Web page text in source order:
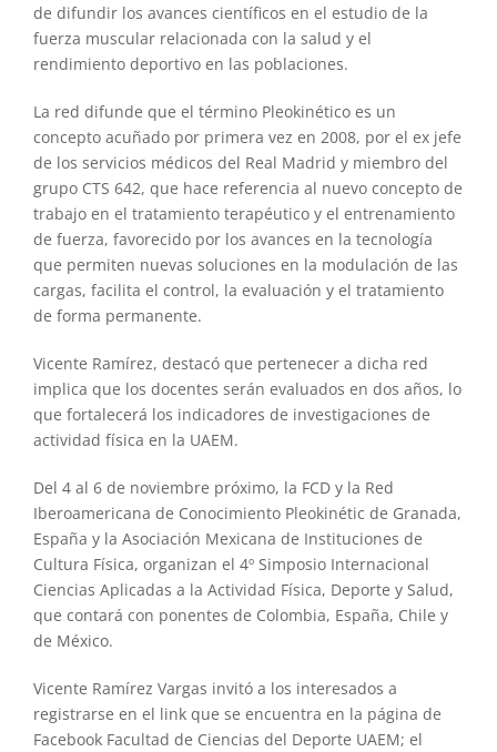
de difundir los avances científicos en el estudio de la
fuerza muscular relacionada con la salud y el
rendimiento deportivo en las poblaciones.
La red difunde que el término Pleokinético es un
concepto acuñado por primera vez en 2008, por el ex jefe
de los servicios médicos del Real Madrid y miembro del
grupo CTS 642, que hace referencia al nuevo concepto de
trabajo en el tratamiento terapéutico y el entrenamiento
de fuerza, favorecido por los avances en la tecnología
que permiten nuevas soluciones en la modulación de las
cargas, facilita el control, la evaluación y el tratamiento
de forma permanente.
Vicente Ramírez, destacó que pertenecer a dicha red
implica que los docentes serán evaluados en dos años, lo
que fortalecerá los indicadores de investigaciones de
actividad física en la UAEM.
Del 4 al 6 de noviembre próximo, la FCD y la Red
Iberoamericana de Conocimiento Pleokinétic de Granada,
España y la Asociación Mexicana de Instituciones de
Cultura Física, organizan el 4º Simposio Internacional
Ciencias Aplicadas a la Actividad Física, Deporte y Salud,
que contará con ponentes de Colombia, España, Chile y
de México.
Vicente Ramírez Vargas invitó a los interesados a
registrarse en el link que se encuentra en la página de
Facebook Facultad de Ciencias del Deporte UAEM; el